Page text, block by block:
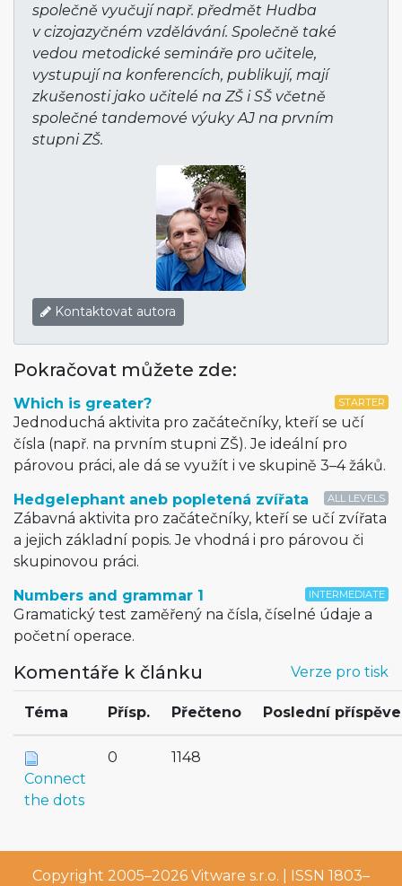
společně vyučují např. předmět Hudba
v cizojazyčném vzdělávání. Společně také
vedou metodické semináře pro učitele,
vystupují na konferencích, publikují, mají
zkušenosti jako učitelé na ZŠ i SŠ včetně
společné tandemové výuky AJ na prvním
stupni ZŠ.
Kontaktovat autora
Pokračovat můžete zde:
STARTER
Which is greater?
Jednoduchá aktivita pro začátečníky, kteří se učí
čísla (např. na prvním stupni ZŠ). Je ideální pro
párovou práci, ale dá se využít i ve skupině 3–4 žáků.
ALL LEVELS
Hedgelephant aneb popletená zvířata
Zábavná aktivita pro začátečníky, kteří se učí zvířata
a jejich základní popis. Je vhodná i pro párovou či
skupinovou práci.
INTERMEDIATE
Numbers and grammar 1
Gramatický test zaměřený na čísla, číselné údaje a
početní operace.
Verze pro tisk
Komentáře k článku
Téma Přísp. Přečteno Poslední
Connect
the dots
0 1148
Copyright 2005–2026 Vitware s.r.o. | ISSN 1803–